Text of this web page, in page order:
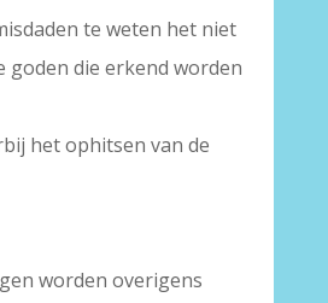
te weten het niet
goden die erkend worden
het ophitsen van de
worden overigens